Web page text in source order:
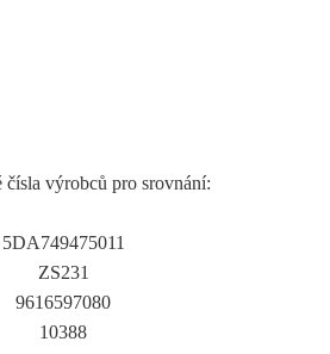
čísla výrobců pro srovnání:
5DA749475011
ZS231
9616597080
10388